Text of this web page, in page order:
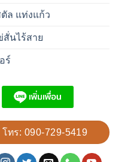
ล แท่งแก้ว
สั่นไร้สาย
ร์
โทร: 090-729-5419